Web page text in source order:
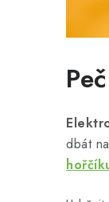
dbát